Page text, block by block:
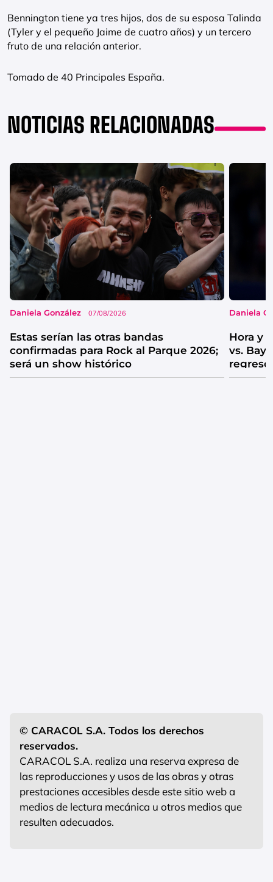
Bennington tiene ya tres hijos, dos de su esposa Talinda
(Tyler y el pequeño Jaime de cuatro años) y un tercero
fruto de una relación anterior.
Tomado de 40 Principales España.
NOTICIAS RELACIONADAS
Daniela González 07/08/2026
Estas serían las otras bandas
confirmadas para Rock al Parque 2026;
será un show histórico
Daniela
Hora y
vs.
regreso
© CARACOL S.A. Todos los derechos
reservados.
CARACOL S.A. realiza una reserva expresa de
las reproducciones y usos de las obras y otras
prestaciones accesibles desde este sitio web a
medios de lectura mecánica u otros medios que
resulten adecuados.